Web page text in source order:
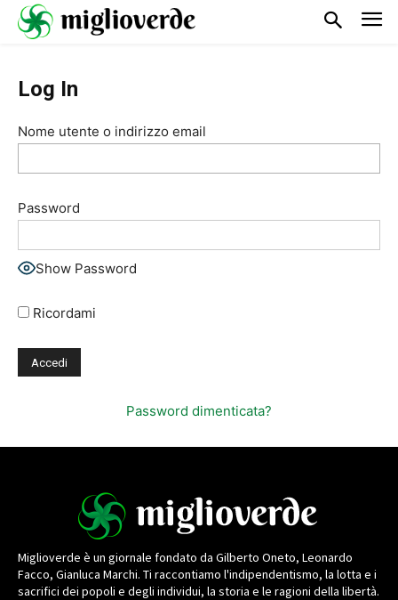
Log In
Nome utente o indirizzo email
Password
Show Password
Ricordami
Password dimenticata?
Miglioverde è un giornale fondato da Gilberto Oneto, Leonardo
Facco, Gianluca Marchi. Ti raccontiamo l'indipendentismo, la lotta e i
sacrifici dei popoli e degli individui, la storia e le ragioni della libertà.